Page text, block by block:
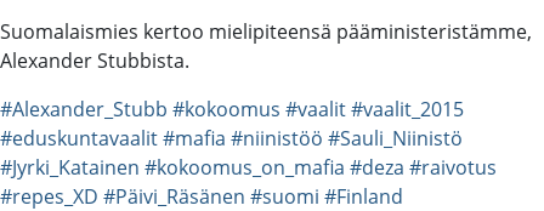
Suomalaismies kertoo mielipiteensä pääministeristämme,
Alexander Stubbista.
#Alexander_Stubb #kokoomus #vaalit#vaalit_2015
#eduskuntavaalit#mafia #niinistöö #Sauli_Niinistö
#Jyrki_Katainen #kokoomus_on_mafia #deza #raivotus
#repes_XD #Päivi_Räsänen #suomi #Finland